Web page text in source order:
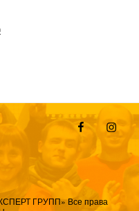
Facebook
ГРУПП» Все права